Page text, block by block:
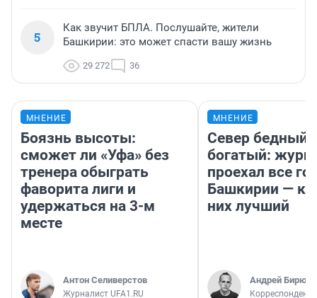
5
Как звучит БПЛА. Послушайте, жители
Башкирии: это может спасти вашу жизнь
29 272 36
МНЕНИЕ
Боязнь высоты:
сможет ли «Уфа» без
тренера обыграть
фаворита лиги и
удержаться на 3-м
месте
Антон Селиверстов
Журналист UFA1.RU
МНЕНИЕ
Север бедный,
богатый:
проехал все
Башкирии —
них лучший
Андрей
Корреспондент